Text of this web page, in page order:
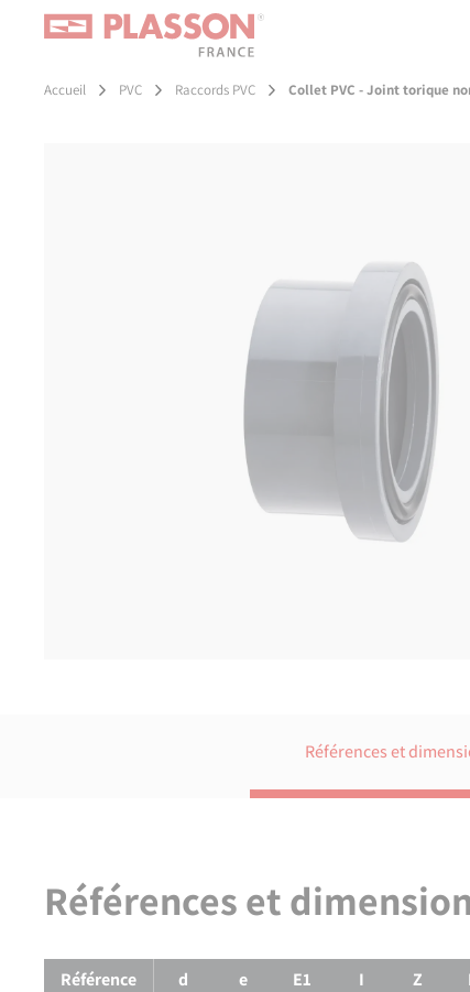
Accueil PVC Raccords PVC Collet PVC - Joint torique
Références et
Références et
Références et dimensions de Collet PVC - Joint torique
Référence d e E1 I Z